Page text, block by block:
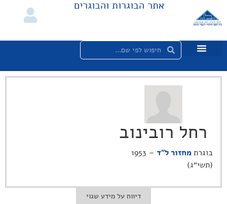
אתר הבוגרות והבוגרים
רחל רובינוב
בוגרתמחזור ל"ד
– 1953
(תשי״ג)
דיווח על מידע שגוי